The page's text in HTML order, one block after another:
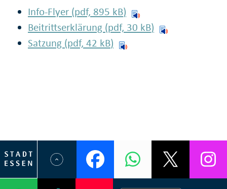
Info-Flyer (pdf, 895 kB)
Beitrittserklärung (pdf, 30 kB)
Satzung (pdf, 42 kB)